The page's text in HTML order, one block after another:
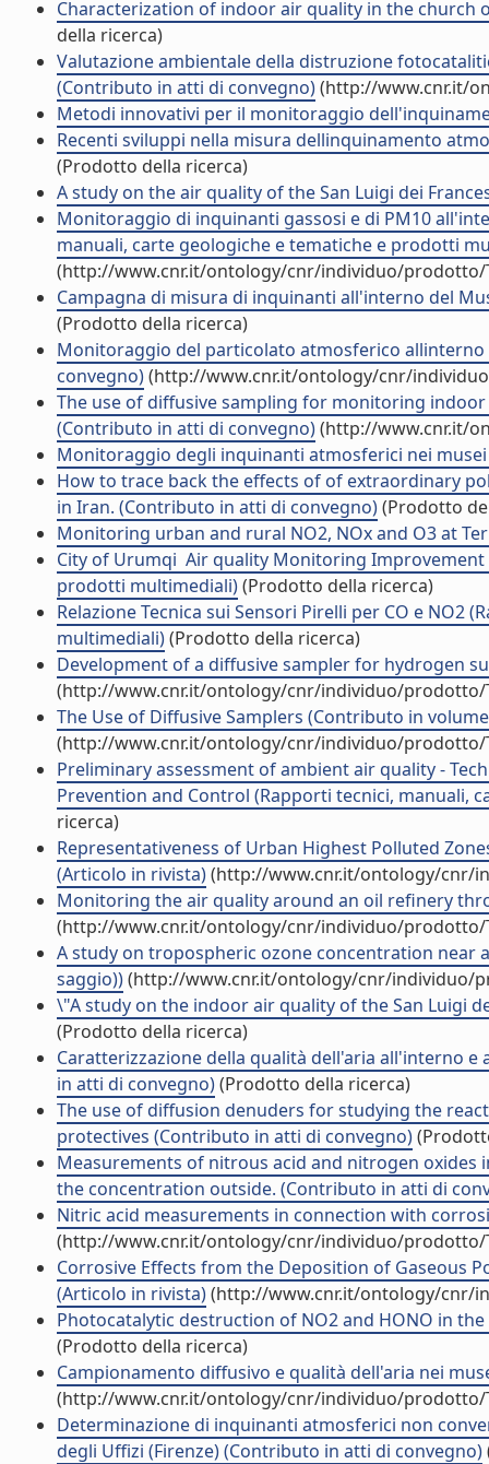
Characterization of indoor air quality in the church
della ricerca)
Valutazione ambientale della distruzione
(Contributo in atti di convegno)(http://www.cnr.it/
Metodi innovativi per il monitoraggio
Recenti sviluppi nella misura dellinquinamento
(Prodotto della ricerca)
A study on the air quality of the San Luigi dei
Monitoraggio di inquinanti gassosi e di PM10
manuali, carte geologiche e tematiche e prodotti
(http://www.cnr.it/ontology/cnr/individuo/prodotto/
Campagna di misura di inquinanti all'interno del
(Prodotto della ricerca)
Monitoraggio del particolato atmosferico
convegno)(http://www.cnr.it/ontology/cnr/
The use of diffusive sampling for monitoring
(Contributo in atti di convegno)(http://www.cnr.it/
Monitoraggio degli inquinanti atmosferici nei
How to trace back the effects of of extraordinary
in Iran. (Contributo in atti di convegno)(Prodotto
Monitoring urban and rural NO2, NOx and O3 at
City of Urumqi  Air quality Monitoring
prodotti multimediali)(Prodotto della ricerca)
Relazione Tecnica sui Sensori Pirelli per CO e
multimediali)(Prodotto della ricerca)
Development of a diffusive sampler for hydrogen
(http://www.cnr.it/ontology/cnr/individuo/prodotto/
The Use of Diffusive Samplers (Contributo in
(http://www.cnr.it/ontology/cnr/individuo/prodotto/
Preliminary assessment of ambient air quality -
Prevention and Control (Rapporti tecnici,
ricerca)
Representativeness of Urban Highest Polluted
(Articolo in rivista)(http://www.cnr.it/ontology/cnr/
Monitoring the air quality around an oil refinery
(http://www.cnr.it/ontology/cnr/individuo/prodotto/
A study on tropospheric ozone concentration near
saggio))(http://www.cnr.it/ontology/cnr/individuo/
\"A study on the indoor air quality of the San Luigi
(Prodotto della ricerca)
Caratterizzazione della qualità dell'aria all'interno e
in atti di convegno)(Prodotto della ricerca)
The use of diffusion denuders for studying the
protectives (Contributo in atti di convegno)
Measurements of nitrous acid and nitrogen oxides
the concentration outside. (Contributo in atti di
Nitric acid measurements in connection with
(http://www.cnr.it/ontology/cnr/individuo/prodotto/
Corrosive Effects from the Deposition of Gaseous
(Articolo in rivista)(http://www.cnr.it/ontology/cnr/
Photocatalytic destruction of NO2 and HONO in
(Prodotto della ricerca)
Campionamento diffusivo e qualità dell'aria nei
(http://www.cnr.it/ontology/cnr/individuo/prodotto/
Determinazione di inquinanti atmosferici non
degli Uffizi (Firenze) (Contributo in atti di convegno)